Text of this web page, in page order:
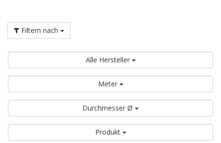
Filtern nach
Alle Hersteller
Meter
Durchmesser Ø
Produkt